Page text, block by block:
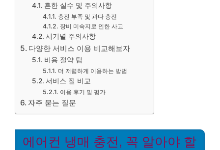
흔한 실수 및 주의사항
충전 부족 및 과다 충전
장비 미숙지로 인한 사고
시기별 주의사항
다양한 서비스 이용 비교해보자
비용 절약 팁
더 저렴하게 이용하는 방법
서비스 질 비교
이용 후기 및 평가
자주 묻는 질문
에어컨 냉매 충전, 꼭 알아야 할